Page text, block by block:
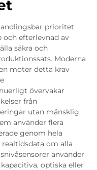
prioritet
efterlevnad av
säkra och
Moderna
möter detta krav
övervakar
från
utan mänsklig
använder flera
genom hela
om alla
använder
optiska eller